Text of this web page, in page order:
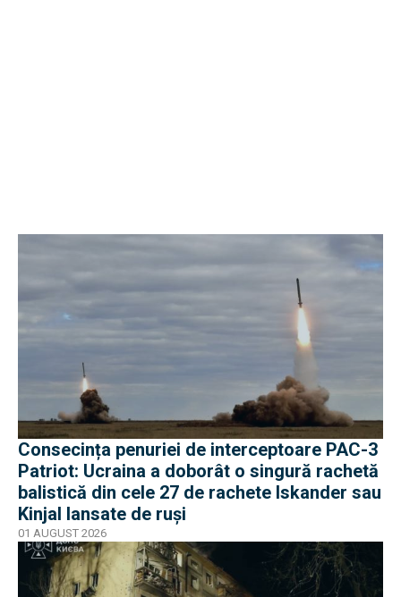
Consecința penuriei de interceptoare PAC-3
Patriot: Ucraina a doborât o singură rachetă
balistică din cele 27 de rachete Iskander sau
Kinjal lansate de ruși
01 AUGUST 2026